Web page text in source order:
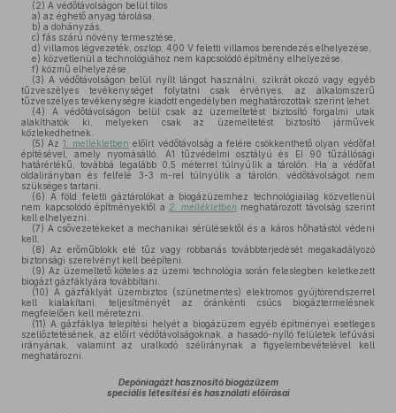
(2) A védőtávolságon belül tilos
a) az éghető anyag tárolása,
b) a dohányzás,
c) fás szárú növény termesztése,
d) villamos légvezeték, oszlop, 400 V feletti villamos berendezés elhelyezése,
e) közvetlenül a technológiához nem kapcsolódó építmény elhelyezése,
f) közmű elhelyezése.
(3) A védőtávolságon belül nyílt lángot használni, szikrát okozó vagy egyéb
tűzveszélyes tevékenységet folytatni csak érvényes, az alkalomszerű
tűzveszélyes tevékenységre kiadott engedélyben meghatározottak szerint lehet.
(4) A védőtávolságon belül csak az üzemeltetést biztosító forgalmi utak
alakíthatók ki, melyeken csak az üzemeltetést biztosító járművek
közlekedhetnek.
(5) Az1. mellékletben előírt védőtávolság a felére csökkenthető olyan védőfal
építésével, amely nyomásálló, A1 tűzvédelmi osztályú és EI 90 tűzállósági
határértékű, továbbá legalább 0,5 méterrel túlnyúlik a tárolón. Ha a védőfal
oldalirányban és felfelé 3-3 m-rel túlnyúlik a tárolón, védőtávolságot nem
szükséges tartani.
(6) A föld feletti gáztárolókat a biogázüzemhez technológiailag közvetlenül
nem kapcsolódó építményektől a 2. mellékletben meghatározott távolság szerint
kell elhelyezni.
(7) A csővezetékeket a mechanikai sérülésektől és a káros hőhatástól védeni
kell.
(8) Az erőműblokk elé tűz vagy robbanás továbbterjedését megakadályozó
biztonsági szerelvényt kell beépíteni.
(9) Az üzemeltető köteles az üzemi technológia során feleslegben keletkezett
biogázt gázfáklyára továbbítani.
(10) A gázfáklyát üzembiztos (szünetmentes) elektromos gyújtórendszerrel
kell kialakítani, teljesítményét az óránkénti csúcs biogáztermelésnek
megfelelően kell méretezni.
(11) A gázfáklya telepítési helyét a biogázüzem egyéb építményei esetleges
szellőztetésének, az előírt védőtávolságoknak, a hasadó-nyíló felületek lefúvási
irányának, valamint az uralkodó széliránynak a figyelembevételével kell
meghatározni.
Depóniagázt hasznosító biogázüzem
speciális létesítési és használati előírásai